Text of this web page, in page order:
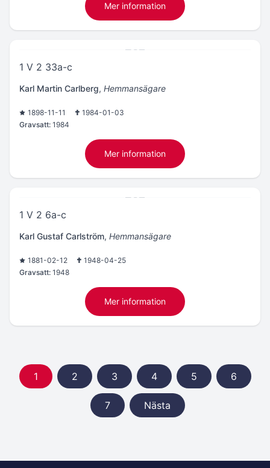
Mer information
1 V 2 33a-c
Karl Martin Carlberg, Hemmansägare
1898-11-11
1984-01-03
Gravsatt: 1984
Mer information
1 V 2 6a-c
Karl Gustaf Carlström, Hemmansägare
1881-02-12
1948-04-25
Gravsatt: 1948
Mer information
1 2 3 4 5 6
7 Nästa